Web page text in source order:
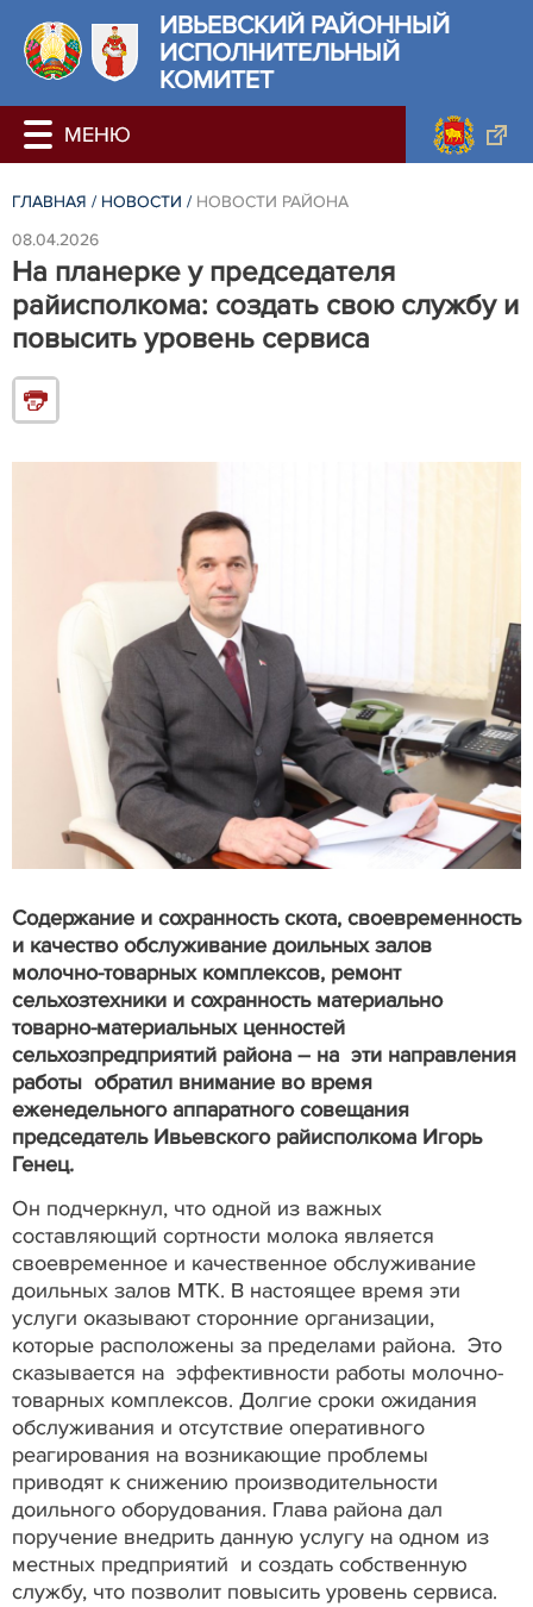
ИВЬЕВСКИЙ РАЙОННЫЙ
ИСПОЛНИТЕЛЬНЫЙ
КОМИТЕТ
ГЛАВНАЯ / НОВОСТИ / НОВОСТИ РАЙОНА
08.04.2026
На планерке у председателя
райисполкома: создать свою службу и
повысить уровень сервиса
Содержание и сохранность скота, своевременность
и качество обслуживание доильных залов
молочно-товарных комплексов, ремонт
сельхозтехники и сохранность материально
товарно-материальных ценностей
сельхозпредприятий района – на эти направления
работы обратил внимание во время
еженедельного аппаратного совещания
председатель Ивьевского райисполкома Игорь
Генец.
Он подчеркнул, что одной из важных
составляющий сортности молока является
своевременное и качественное обслуживание
доильных залов МТК. В настоящее время эти
услуги оказывают сторонние организации,
которые расположены за пределами района. Это
сказывается на эффективности работы молочно-
товарных комплексов. Долгие сроки ожидания
обслуживания и отсутствие оперативного
реагирования на возникающие проблемы
приводят к снижению производительности
доильного оборудования. Глава района дал
поручение внедрить данную услугу на одном из
местных предприятий и создать собственную
службу, что позволит повысить уровень сервиса.